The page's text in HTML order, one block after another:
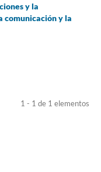
y la
comunicación y la
1 - 1 de 1 elementos